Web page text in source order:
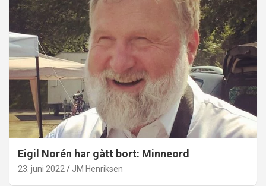
Eigil Norén har gått bort: Minneord
23. juni 2022 JM Henriksen